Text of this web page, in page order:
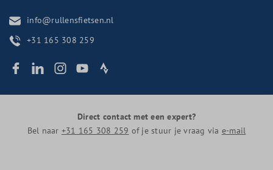
info@rullensfietsen.nl
+31 165 308 259
Direct contact met een expert?
Bel naar +31 165 308 259 of je stuur je vraag via e-mail